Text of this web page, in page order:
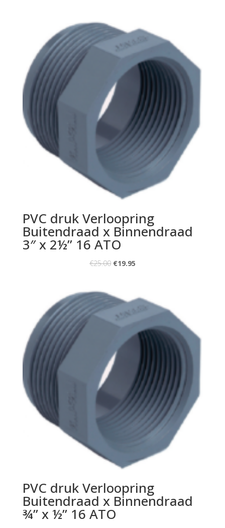
PVC druk Verloopring
Buitendraad x Binnendraad
3″ x 2½” 16 ATO
€25.00 €19.95
PVC druk Verloopring
Buitendraad x Binnendraad
¾” x ½” 16 ATO